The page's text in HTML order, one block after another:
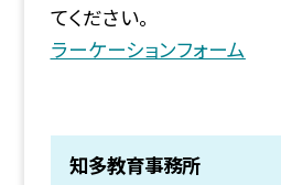
てください。
ラーケーションフォーム
知多教育事務所